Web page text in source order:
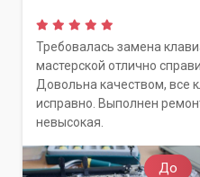
До
Требовалась замена
мастерской отлично
Довольна качеством, все
исправно. Выполнен
невысокая.